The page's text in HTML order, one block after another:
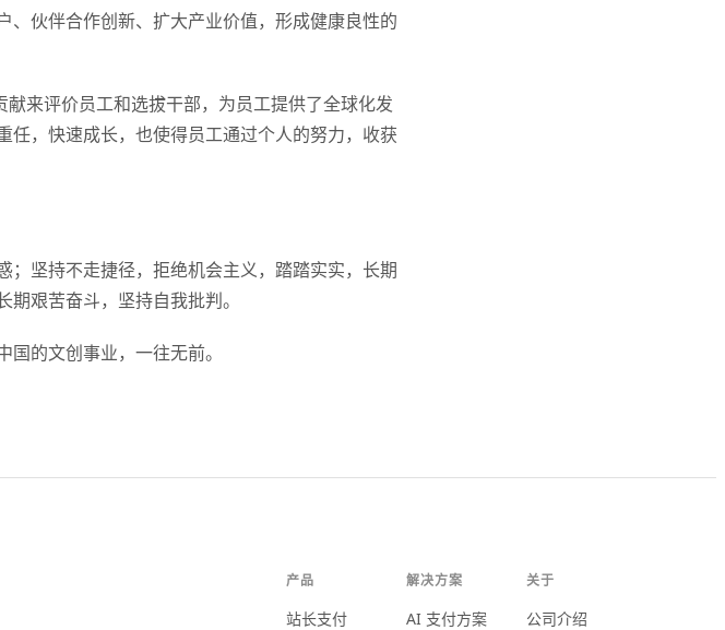
伙伴合作创新、扩大产业价值，形成健康良性的
来评价员工和选拔干部，为员工提供了全球化发
，快速成长，也使得员工通过个人的努力，收获
坚持不走捷径，拒绝机会主义，踏踏实实，长期
艰苦奋斗，坚持自我批判。
的文创事业，一往无前。
产品
站长支付
解决方案
AI 支付方案
关于
公司介绍